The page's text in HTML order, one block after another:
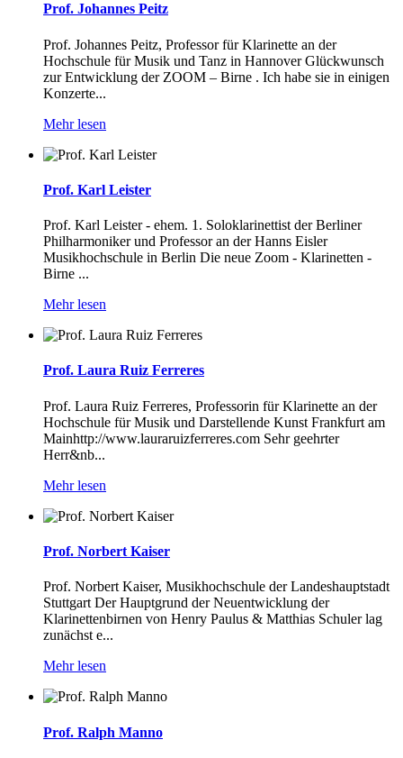
Prof. Johannes Peitz
Prof. Johannes Peitz, Professor für Klarinette an der
Hochschule für Musik und Tanz in Hannover Glückwunsch
zur Entwicklung der ZOOM – Birne . Ich habe sie in einigen
Konzerte...
Mehr lesen
Prof. Karl Leister
Prof. Karl Leister - ehem. 1. Soloklarinettist der Berliner
Philharmoniker und Professor an der Hanns Eisler
Musikhochschule in Berlin Die neue Zoom - Klarinetten -
Birne ...
Mehr lesen
Prof. Laura Ruiz Ferreres
Prof. Laura Ruiz Ferreres, Professorin für Klarinette an der
Hochschule für Musik und Darstellende Kunst Frankfurt am
Mainhttp://www.lauraruizferreres.com Sehr geehrter
Herr&nb...
Mehr lesen
Prof. Norbert Kaiser
Prof. Norbert Kaiser, Musikhochschule der Landeshauptstadt
Stuttgart Der Hauptgrund der Neuentwicklung der
Klarinettenbirnen von Henry Paulus & Matthias Schuler lag
zunächst e...
Mehr lesen
Prof. Ralph Manno